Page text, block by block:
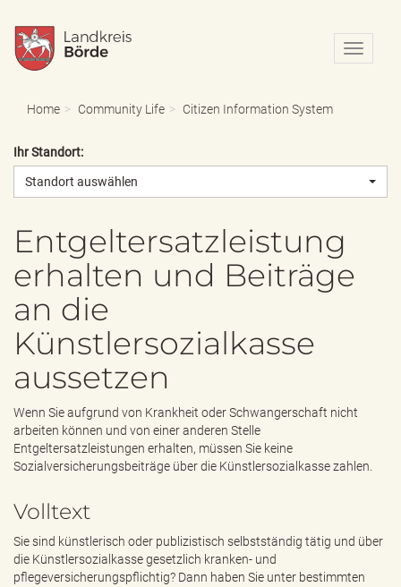
N
a
o
-
e
e
Home Community Life Citizen Information System
Ihr Standort:
Standort auswählen
Entgeltersatzleistung
erhalten und Beiträge
an die
Künstlersozialkasse
aussetzen
Wenn Sie aufgrund von Krankheit oder Schwangerschaft nicht
arbeiten können und von einer anderen Stelle
Entgeltersatzleistungen erhalten, müssen Sie keine
Sozialversicherungsbeiträge über die Künstlersozialkasse zahlen.
Volltext
Sie sind künstlerisch oder publizistisch selbstständig tätig und über
die Künstlersozialkasse gesetzlich kranken- und
pflegeversicherungspflichtig? Dann haben Sie unter bestimmten